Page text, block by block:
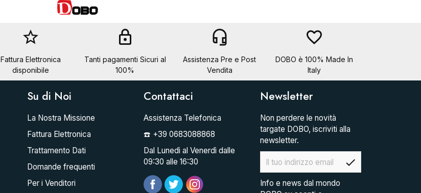
star_border
Fattura Elettronica
disponibile
lock
Tanti pagamenti Sicuri al
100%
headset_mic
Assistenza Pre e Post
Vendita
favorite_border
DOBO è 100% Made In
Italy
Su di Noi
La Nostra Missione
Fattura Elettronica
Trattamento Dati
Domande frequenti
Per i Venditori
Contattaci
Assistenza Telefonica
☎️ +39 0683088868
Dal Lunedì al Venerdì dalle
09:30 alle 16:30
Newsletter
Non perdere le novità
targate DOBO, iscriviti alla
newsletter.
check
Info e news dal mondo